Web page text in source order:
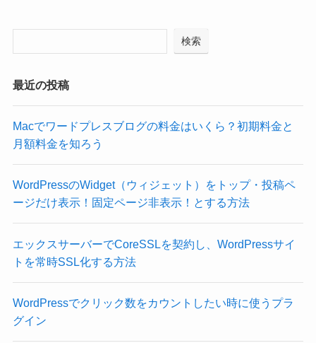
検索
最近の投稿
Macでワードプレスブログの料金はいくら？初期料金と
月額料金を知ろう
WordPressのWidget（ウィジェット）をトップ・投稿ペ
ージだけ表示！固定ページ非表示！とする方法
エックスサーバーでCoreSSLを契約し、WordPressサイ
トを常時SSL化する方法
WordPressでクリック数をカウントしたい時に使うプラ
グイン